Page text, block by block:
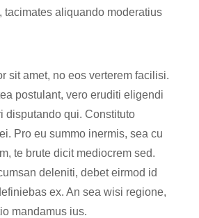
tacimates aliquando moderatius
sit amet, no eos verterem facilisi.
postulant, vero eruditi eligendi
disputando qui. Constituto
Pro eu summo inermis, sea cu
te brute dicit mediocrem sed.
deleniti, debet eirmod id
ex. An sea wisi regione,
mandamus ius.